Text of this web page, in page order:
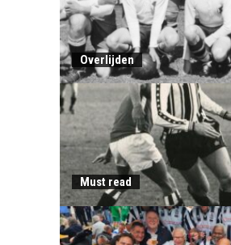
Overlijden
Must read